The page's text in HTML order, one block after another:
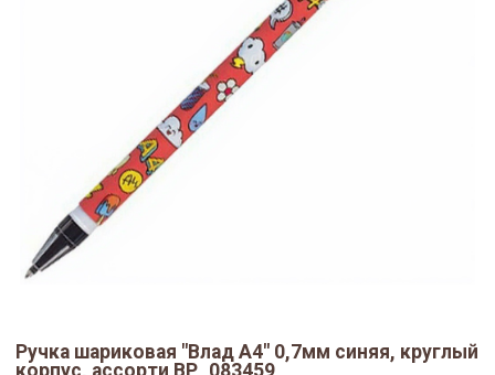
Ручка шариковая "Влад А4" 0,7мм синяя, круглый